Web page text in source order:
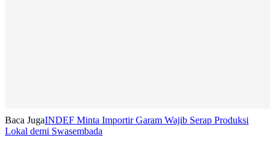
Baca JugaINDEF Minta Importir Garam Wajib Serap Produksi
Lokal demi Swasembada